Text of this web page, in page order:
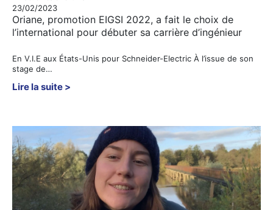
23/02/2023
Oriane, promotion EIGSI 2022, a fait le choix de
l’international pour débuter sa carrière d’ingénieur
En V.I.E aux États-Unis pour Schneider-Electric À l’issue de son
stage de…
Lire la suite